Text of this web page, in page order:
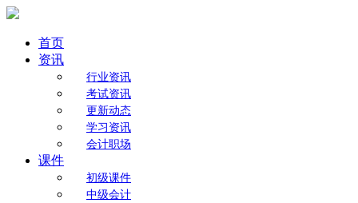
首页
资讯
行业资讯
考试资讯
更新动态
学习资讯
会计职场
课件
初级课件
中级会计